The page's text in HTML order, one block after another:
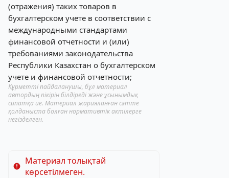
(отражения) таких товаров в
бухгалтерском учете в соответствии с
международными стандартами
финансовой отчетности и (или)
требованиями законодательства
Республики Казахстан о бухгалтерском
учете и финансовой отчетности;
Құрметті пайдаланушы, бұл материал
автордың пікірін білдіреді және ұсынымдық
сипатқа ие. Материал жарияланған сәтте
қолданыста болған нормативтік актілерге
негізделген.
Материал толықтай
көрсетілмеген.